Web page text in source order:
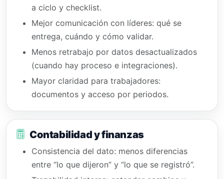
a ciclo y checklist.
Mejor comunicación con líderes: qué se
entrega, cuándo y cómo validar.
Menos retrabajo por datos desactualizados
(cuando hay proceso e integraciones).
Mayor claridad para trabajadores:
documentos y acceso por periodos.
Contabilidad y finanzas
Consistencia del dato: menos diferencias
entre “lo que dijeron” y “lo que se registró”.